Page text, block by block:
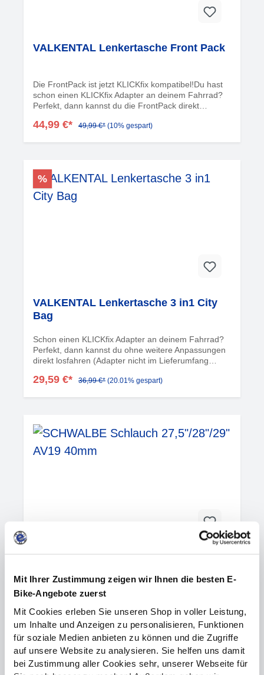
Mit Ihrer Zustimmung zeigen wir Ihnen die besten E-
Bike-Angebote zuerst
Mit Cookies erleben Sie unseren Shop in voller Leistung,
um Inhalte und Anzeigen zu personalisieren, Funktionen
für soziale Medien anbieten zu können und die Zugriffe
auf unsere Website zu analysieren. Sie helfen uns damit
bei Zustimmung aller Cookies sehr, unserer Webseite für
VALKENTAL Lenkertasche Front Pack
Die FrontPack ist jetzt KLICKfix kompatibel!Du hast
schon einen KLICKfix Adapter an deinem Fahrrad?
Perfekt, dann kannst du die FrontPack direkt
Adapter bestellen.Viel Volumen? ??Wasserdicht? ??
Front Pack entstanden.Die Front Pack hat ein
verstärktes Gehäuse und ist überall über
Schweißnähte versiegelt. Der Zugang geht
blitzschnell über ein Magnetverschluss. Das
44,99 €* 49,99 €* (10% gespart)
%
VALKENTAL Lenkertasche 3 in1 City
Bag
Schon einen KLICKfix Adapter an deinem Fahrrad?
Perfekt, dann kannst du ohne weitere Anpassungen
direkt losfahren (Adapter nicht im Lieferumfang
Handumdrehen von Lenkertasche zu Sling- oder
ideal für unterwegs Volumen ca.?4,5?L – kompakt,
leicht (≈300?g), ideal für Schlüssel, Geld und
Smartphone KLICKfix-kompatibel – schnelle
Montage und sichere Fixierung am
29,59 €* 36,99 €* (20.01% gespart)
SCHWALBE Schlauch 27,5"/28"/29"
Alle fertigen Schläuche werden bei der Ralf Bohle
gelagert, um sie auf Lufthaltigkeit zu testen. Danach
wird jeder Schlauch einzeln per Sichtkontrolle
sorgfältig gecheckt. Von deutschen Fahrradhändlern
wird der Schwalbe Schlauch seit vielen Jahren für
seine hohe Zuverlässigkeit geschätzt.Ein Schwalbe-
Schlauch hält die Luft deutlich länger. Durch die
8,90 €*